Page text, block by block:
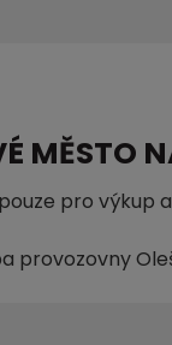
MĚSTO
pro výkup
provozovny